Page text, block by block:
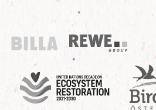
Billa
REWE Group
UN Decade
Birdlife